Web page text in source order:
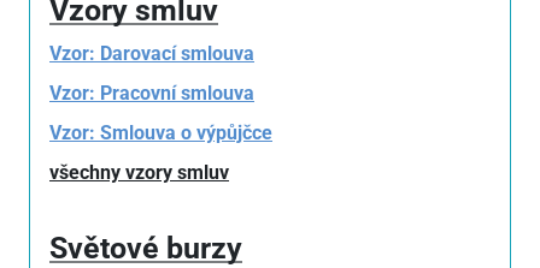
Vzory smluv
Vzor: Darovací smlouva
Vzor: Pracovní smlouva
Vzor: Smlouva o výpůjčce
všechny vzory smluv
Světové burzy